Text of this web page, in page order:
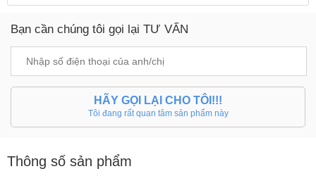
Bạn cần chúng tôi gọi lại TƯ VẤN
HÃY GỌI LẠI CHO TÔI!!!
Tôi đang rất quan tâm sản phẩm này
Thông số sản phẩm